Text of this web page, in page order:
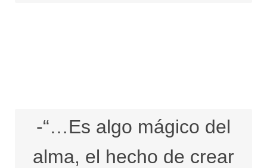
-“…Es algo mágico del
alma, el hecho de crear